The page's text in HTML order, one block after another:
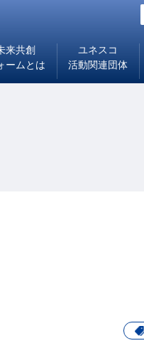
来共創
ームとは
ユネスコ
活動関連団体